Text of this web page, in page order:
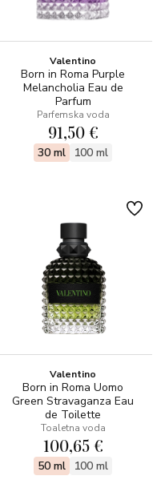
Valentino
Born in Roma Purple
Melancholia Eau de
Parfum
Parfemska voda
91,50 €
30 ml 100 ml
Valentino
Born in Roma Uomo
Green Stravaganza Eau
de Toilette
Toaletna voda
100,65 €
50 ml 100 ml